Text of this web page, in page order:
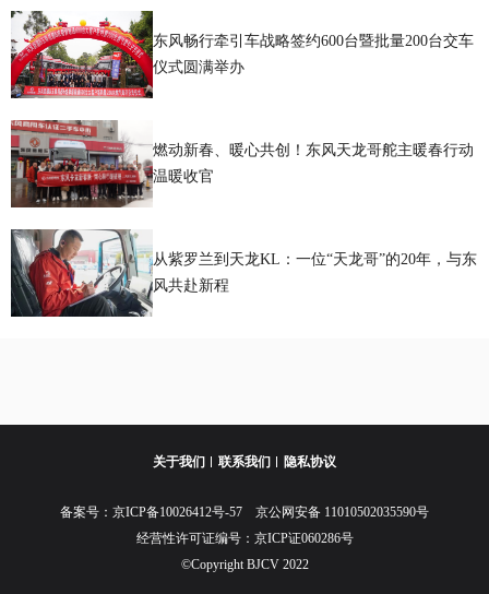
东风畅行牵引车战略签约600台暨批量200台交车
仪式圆满举办
燃动新春、暖心共创！东风天龙哥舵主暖春行动
温暖收官
从紫罗兰到天龙KL：一位“天龙哥”的20年，与东
风共赴新程
关于我们 联系我们 隐私协议
备案号： 京ICP备10026412号-57 京公网安备 11010502035590号
经营性许可证编号：京ICP证060286号
©Copyright BJCV 2022